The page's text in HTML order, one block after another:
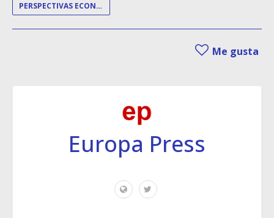
PERSPECTIVAS ECONÓMICAS
Me gusta
Europa Press